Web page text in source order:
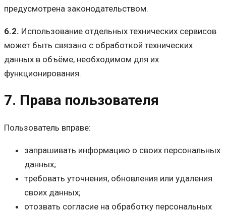
предусмотрена законодательством.
6.2. Использование отдельных технических сервисов
может быть связано с обработкой технических
данных в объёме, необходимом для их
функционирования.
7. Права пользователя
Пользователь вправе:
запрашивать информацию о своих персональных
данных;
требовать уточнения, обновления или удаления
своих данных;
отозвать согласие на обработку персональных